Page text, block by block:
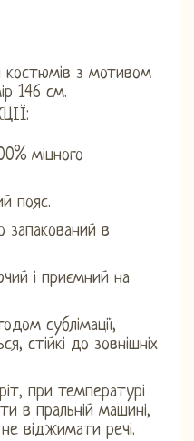
костюмів з мотивом
146 см.
міцного
пояс.
запакований в
і приємний на
сублімації,
стійкі до зовнішніх
при температурі
в пральній машині,
віджимати речі.